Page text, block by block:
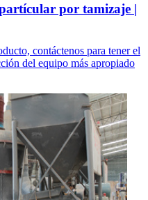
por tamizaje |
contáctenos para tener el
del equipo más apropiado